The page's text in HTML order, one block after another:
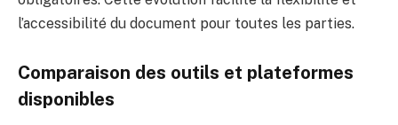
l’accessibilité du document pour toutes les parties.
Comparaison des outils et plateformes
disponibles